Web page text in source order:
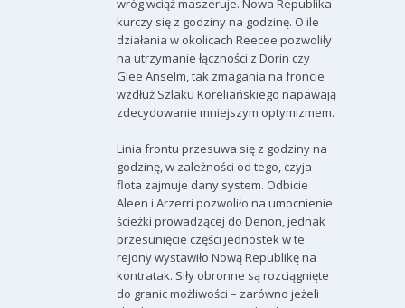
wróg wciąż maszeruje. Nowa Republika
kurczy się z godziny na godzinę. O ile
działania w okolicach Reecee pozwoliły
na utrzymanie łączności z Dorin czy
Glee Anselm, tak zmagania na froncie
wzdłuż Szlaku Koreliańskiego napawają
zdecydowanie mniejszym optymizmem.
Linia frontu przesuwa się z godziny na
godzinę, w zależności od tego, czyja
flota zajmuje dany system. Odbicie
Aleen i Arzerri pozwoliło na umocnienie
ścieżki prowadzącej do Denon, jednak
przesunięcie części jednostek w te
rejony wystawiło Nową Republikę na
kontratak. Siły obronne są rozciągnięte
do granic możliwości – zarówno jeżeli